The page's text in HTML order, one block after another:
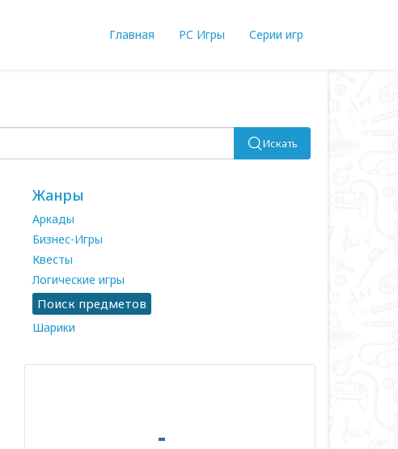
Главная PC Игры Серии игр
Искать
Жанры
Аркады
Бизнес-Игры
Квесты
Логические игры
Поиск предметов
Шарики